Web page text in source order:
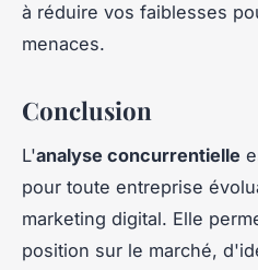
à réduire vos faiblesses
menaces.
Conclusion
L'analyse concurrentielle
pour toute entreprise
marketing digital. Elle
position sur le marché,